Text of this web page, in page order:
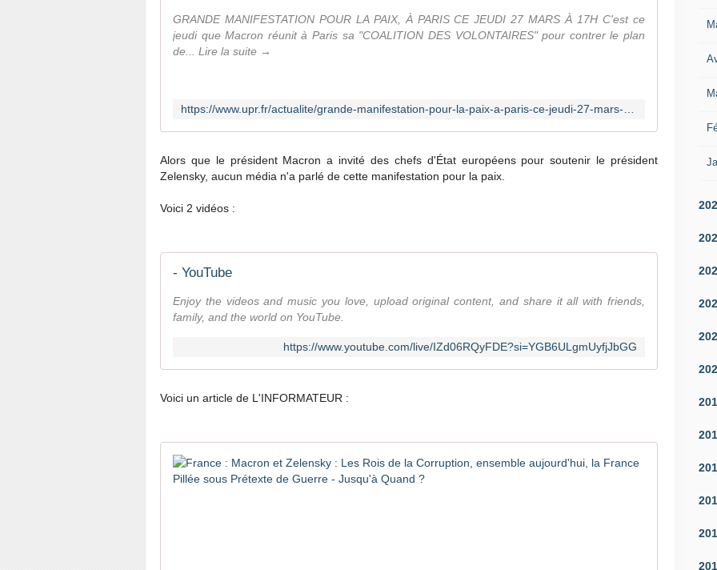
GRANDE MANIFESTATION POUR LA PAIX, À PARIS CE JEUDI 27 MARS À 17H C'est ce
jeudi que Macron réunit à Paris sa "COALITION DES VOLONTAIRES" pour contrer le plan
de... Lire la suite →
Alors que le président Macron a invité des chefs d'État européens pour soutenir le président
Zelensky, aucun média n'a parlé de cette manifestation pour la paix.
Voici 2 vidéos :
- YouTube
Enjoy the videos and music you love, upload original content, and share it all with friends,
family, and the world on YouTube.
https://www.youtube.com/live/IZd06RQyFDE?si=YGB6ULgmUyfjJbGG
Voici un article de L'INFORMATEUR :
France